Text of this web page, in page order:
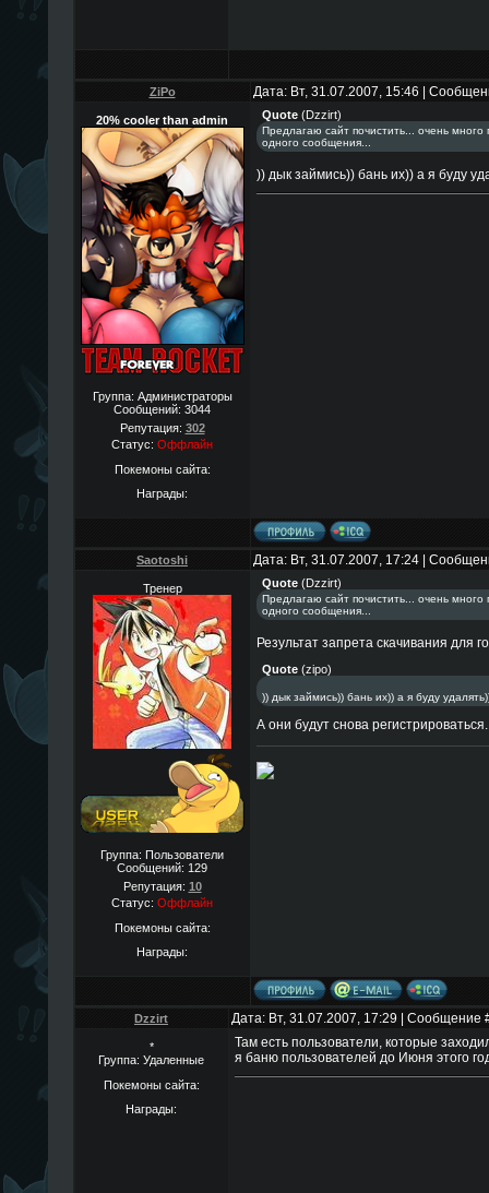
ZiPo Дата: Вт, 31.07.2007, 15:46 |
20% cooler than admin
Группа: Администраторы
Сообщений: 3044
Репутация: 302
Статус: Оффлайн
Покемоны сайта:
Награды:
Quote(Dzzirt)
Предлагаю сайт почистить... очень
одного сообщения...
)) дык займись)) бань их)) а я буду
Saotoshi Дата: Вт, 31.07.2007, 17:24 |
Тренер
Группа: Пользователи
Сообщений: 129
Репутация: 10
Статус: Оффлайн
Покемоны сайта:
Награды:
Quote(Dzzirt)
Предлагаю сайт почистить... очень
одного сообщения...
Результат запрета скачивания для
Quote(zipo)
)) дык займись)) бань их)) а я буду
А они будут снова
Dzzirt Дата: Вт, 31.07.2007, 17:29 | Сообщение
*
Группа: Удаленные
Покемоны сайта:
Награды:
Там есть пользователи, которые
я баню пользователей до Июня этого